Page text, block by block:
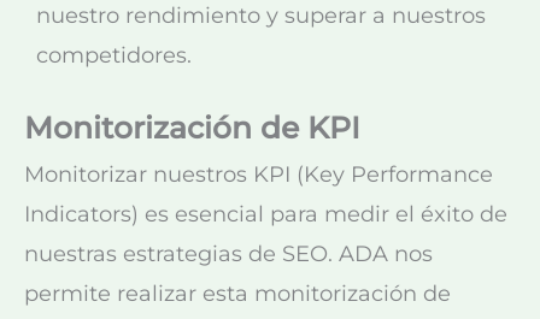
nuestro rendimiento y superar a nuestros
competidores.
Monitorización de KPI
Monitorizar nuestros KPI (Key Performance
Indicators) es esencial para medir el éxito de
nuestras estrategias de SEO. ADA nos
permite realizar esta monitorización de